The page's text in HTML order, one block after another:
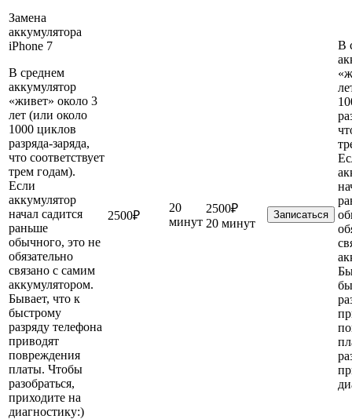
Замена
аккумулятора
iPhone 7
В среднем
аккумулятор
«живет» около 3
лет (или около
1000 циклов
разряда-заряда,
что соответствует
трем годам).
Если
аккумулятор
начал садится
раньше
обычного, это не
обязательно
связано с самим
аккумулятором.
Бывает, что к
быстрому
разряду телефона
приводят
повреждения
платы. Чтобы
разобраться,
приходите на
диагностику:)
2500₽
20
минут
2500₽
20 минут
Записаться
В